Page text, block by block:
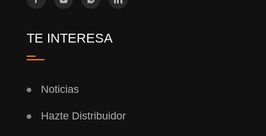
TE INTERESA
Noticias
Hazte Distribuidor